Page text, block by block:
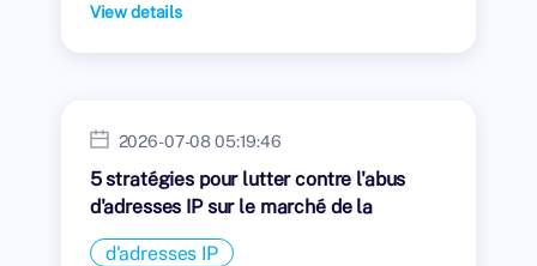
View details
2026-07-08 05:19:46
5 stratégies pour lutter contre l'abus
d'adresses IP sur le marché de la
location
d'adresses IP